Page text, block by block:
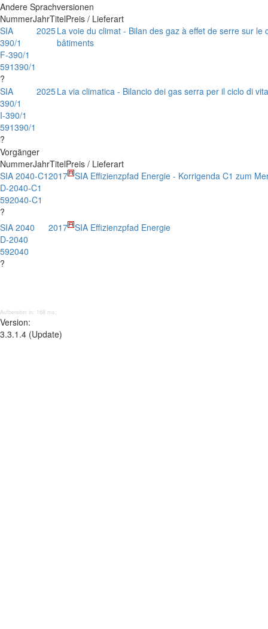
Andere Sprachversionen
NummerJahrTitelPreis / Lieferart
SIA
390/1
F-390/1
591390/1
?
2025La voie du climat - Bilan des gaz à effet de serre sur le
bâtiments
SIA
390/1
I-390/1
591390/1
?
2025La via climatica - Bilancio dei gas serra per il ciclo di
Vorgänger
NummerJahrTitelPreis / Lieferart
SIA 2040-C1
D-2040-C1
592040-C1
?
2017 SIA Effizienzpfad Energie - Korrigenda C1 zum
SIA 2040
D-2040
592040
?
2017 SIA Effizienzpfad Energie
Aufbereitet in: 168 ms;
Version:
3.3.1.4 (Update)